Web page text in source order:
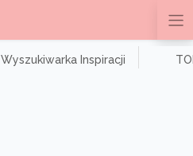
Wyszukiwarka Inspiracji